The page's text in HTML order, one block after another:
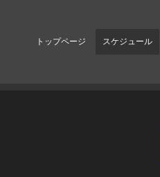
トップページ スケジュール